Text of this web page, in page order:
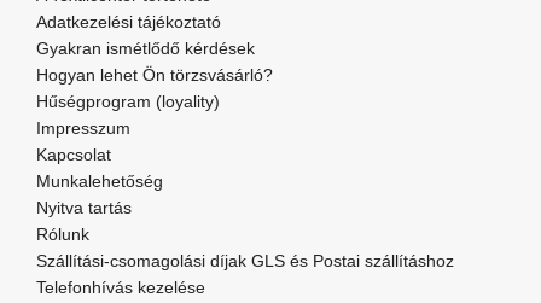
Adatkezelési tájékoztató
Gyakran ismétlődő kérdések
Hogyan lehet Ön törzsvásárló?
Hűségprogram (loyality)
Impresszum
Kapcsolat
Munkalehetőség
Nyitva tartás
Rólunk
Szállítási-csomagolási díjak GLS és Postai szállításhoz
Telefonhívás kezelése